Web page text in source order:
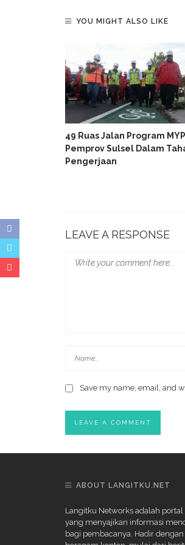
YOU MIGHT ALSO LIKE
49 Ruas Jalan Program MYP
Pemprov Sulsel Dalam
Pengerjaan
LEAVE A RESPONSE
Save my name, email, and
ABOUT LANGITKU.NET
Langitku Networks adalah portal
yang menyajikan informasi
bagi pembacanya. Hadir dengan